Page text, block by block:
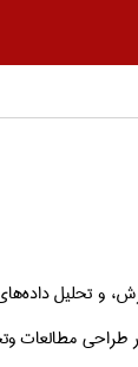
و تحلیل
در طراحی